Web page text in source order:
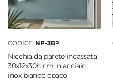
CODICE: NP-3BP
Nicchia da parete incassata
30x12x30h cm in acciaio
inox bianco opaco